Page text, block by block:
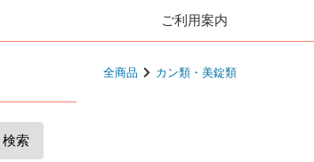
ご利用案内
全商品 カン類・美錠類
検索